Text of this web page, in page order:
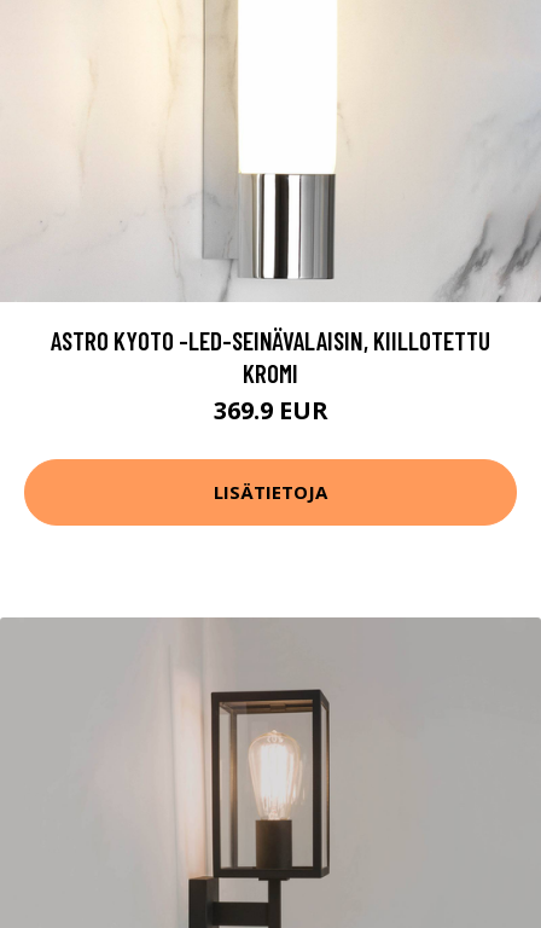
ASTRO KYOTO -LED-SEINÄVALAISIN, KIILLOTETTU
KROMI
369.9 EUR
LISÄTIETOJA